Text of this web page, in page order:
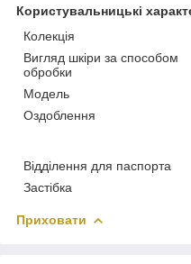
Користувальницькі
Колекція
Вигляд шкіри за способом
обробки
Модель
Оздоблення
Відділення для паспорта
Застібка
Приховати